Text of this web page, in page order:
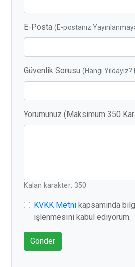
E-Posta(E-postanız
Güvenlik Sorusu(Hangi
Yorumunuz (Maksimum 350
Kalan karakter: 350
KVKK Metni kapsamında
işlenmesini kabul ediyorum.
Gönder